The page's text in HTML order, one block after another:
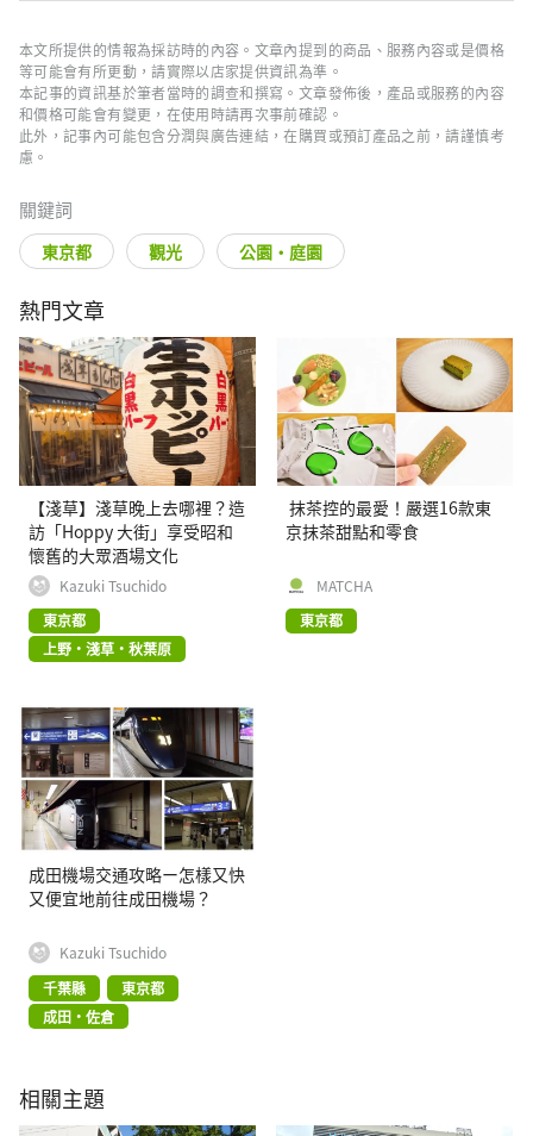
本文所提供的情報為採訪時的內容。文章內提到的商品、服務內容或是價格
等可能會有所更動，請實際以店家提供資訊為準。
本記事的資訊基於筆者當時的調查和撰寫。文章發佈後，產品或服務的內容
和價格可能會有變更，在使用時請再次事前確認。
此外，記事內可能包含分潤與廣告連結，在購買或預訂產品之前，請謹慎考
慮。
關鍵詞
東京都 觀光 公園・庭園
熱門文章
【淺草】淺草晚上去哪裡？造
訪「Hoppy 大街」享受昭和
懷舊的大眾酒場文化
Kazuki Tsuchido
東京都
上野・淺草・秋葉原
抹茶控的最愛！嚴選16款東
京抹茶甜點和零食
MATCHA
東京都
成田機場交通攻略ー怎樣又快
又便宜地前往成田機場？
Kazuki Tsuchido
千葉縣
東京都
成田・佐倉
相關主題